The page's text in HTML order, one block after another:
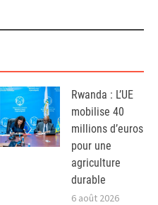
Rwanda : L’UE
mobilise 40
millions d’euros
pour une
agriculture
durable
6 août 2026